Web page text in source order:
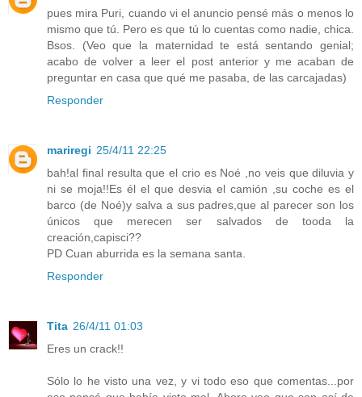
pues mira Puri, cuando vi el anuncio pensé más o menos lo
mismo que tú. Pero es que tú lo cuentas como nadie, chica.
Bsos. (Veo que la maternidad te está sentando genial;
acabo de volver a leer el post anterior y me acaban de
preguntar en casa que qué me pasaba, de las carcajadas)
Responder
mariregi 25/4/11 22:25
bah!al final resulta que el crio es Noé ,no veis que diluvia y
ni se moja!!Es él el que desvia el camión ,su coche es el
barco (de Noé)y salva a sus padres,que al parecer son los
únicos que merecen ser salvados de tooda la
creación,capisci??
PD Cuan aburrida es la semana santa.
Responder
Tita 26/4/11 01:03
Eres un crack!!
Sólo lo he visto una vez, y vi todo eso que comentas...por